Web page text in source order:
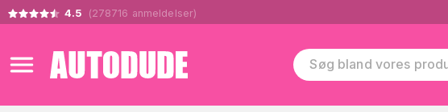
4.5 (278716 anmeldelser)